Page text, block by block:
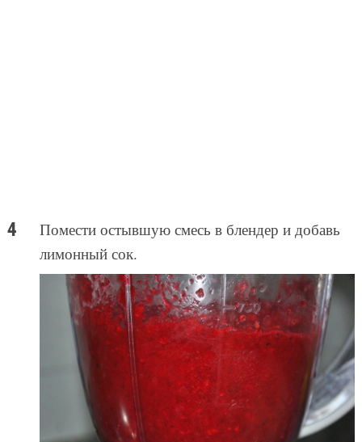
Помести остывшую смесь в блендер и добавь
лимонный сок.